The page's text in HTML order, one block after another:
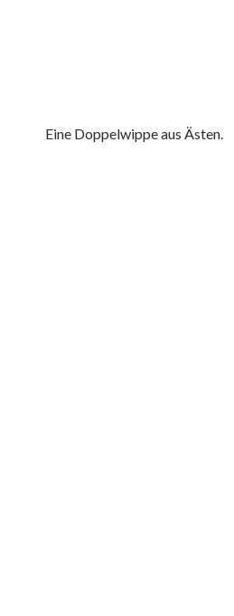
Eine Doppelwippe aus Ästen.